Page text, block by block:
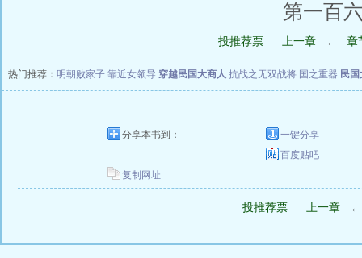
第一百
投推荐票 上一章 ← 章
热门推荐： 明朝败家子 靠近女领导 穿越民国大商人 抗战之无双战将 国之重器 民
分享本书到：
一键分享
百度贴吧
复制网址
投推荐票 上一章 ←